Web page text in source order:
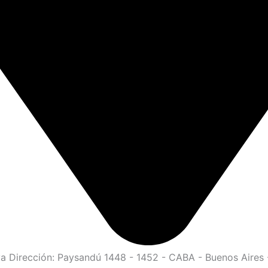
Dirección: Paysandú 1448 - 1452 - CABA - Buenos Aires